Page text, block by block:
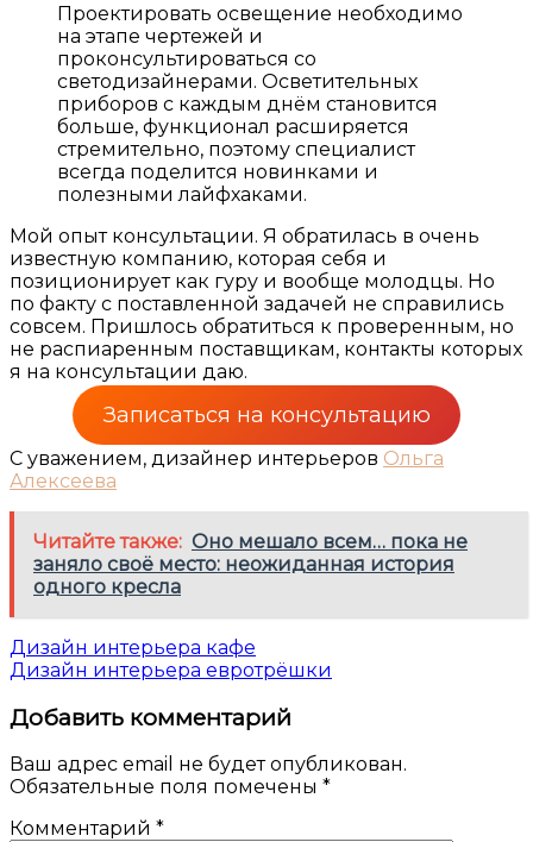
Проектировать освещение необходимо
на этапе чертежей и
проконсультироваться со
светодизайнерами. Осветительных
приборов с каждым днём становится
больше, функционал расширяется
стремительно, поэтому специалист
всегда поделится новинками и
полезными лайфхаками.
Мой опыт консультации. Я обратилась в очень
известную компанию, которая себя и
позиционирует как гуру и вообще молодцы. Но
по факту с поставленной задачей не справились
совсем. Пришлось обратиться к проверенным, но
не распиаренным поставщикам, контакты которых
я на консультации даю.
Записаться на консультацию
С уважением, дизайнер интерьеров Ольга
Алексеева
Читайте также: Оно мешало всем… пока не
заняло своё место: неожиданная история
одного кресла
Навигация
по
записям
Дизайн интерьера кафе
Дизайн интерьера евротрёшки
Добавить комментарий
Ваш адрес email не будет опубликован.
Обязательные поля помечены *
Комментарий *